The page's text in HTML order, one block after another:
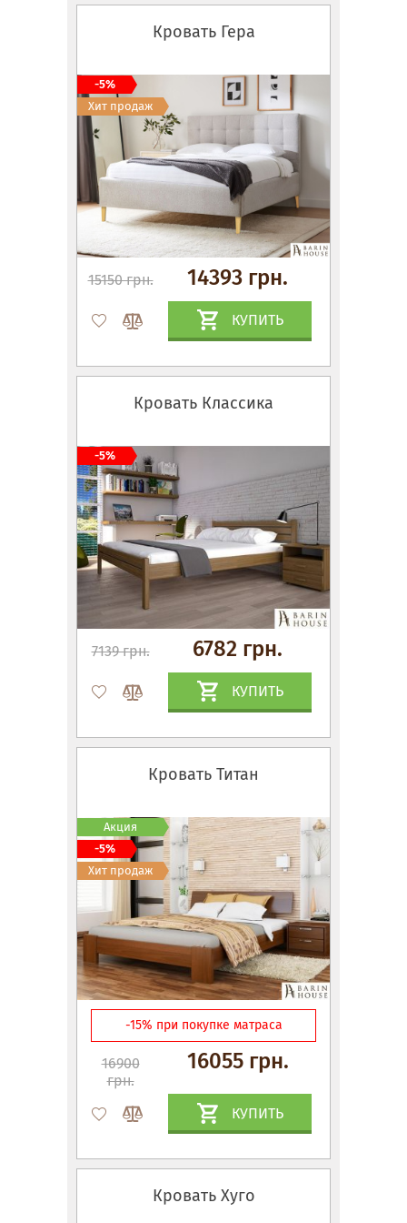
Кровать Гера
15150 грн. 14393 грн.
КУПИТЬ
-5%
Хит продаж
Кровать Классика
7139 грн. 6782 грн.
КУПИТЬ
-5%
Кровать Титан
-15% при покупке матраса
16900
грн.
16055 грн.
КУПИТЬ
Акция
-5%
Хит продаж
Кровать Хуго